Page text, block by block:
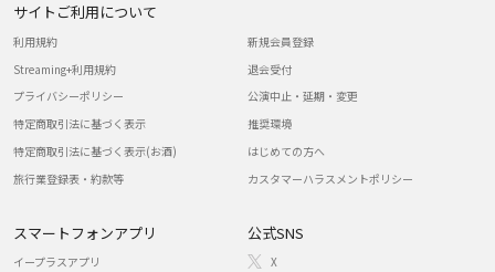
サイトご利用について
利用規約
Streaming+利用規約
プライバシーポリシー
特定商取引法に基づく表示
特定商取引法に基づく表示(お酒)
旅行業登録表・約款等
新規会員登録
退会受付
公演中止・延期・変更
推奨環境
はじめての方へ
カスタマーハラスメントポリシー
スマートフォンアプリ
イープラスアプリ
公式SNS
X